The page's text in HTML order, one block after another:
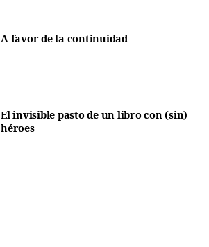
A favor de la continuidad
El invisible pasto de un libro con (sin)
héroes